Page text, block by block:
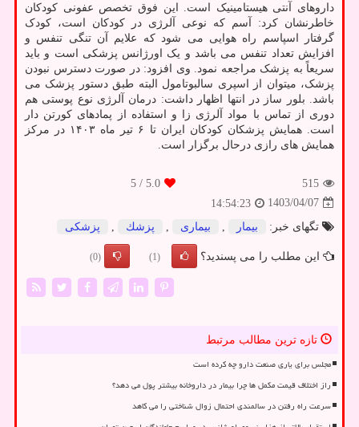
داروهای آنتی هیستامینیک است. این فوق تخصص عفونی کودکان
خاطرنشان کرد: آسم که نوعی آلرژی در کودکان است، کودک
گرفتار اسپاسم راه هوایی می شود که علایم آن تنگی تنفس و
افزایش تعداد تنفس می باشد و یک اورژانس پزشکی است و باید
سریعاً به پزشک مراجعه نمود. وی افزود: در صورت دسترس نبودن
پزشک، میتوان از اسپری سالبوتامول البته طبق دستور پزشک می
باشد. بلور ساز در انتها اظهار داشت: درمان آلرژی نوع پوستی هم
دوری از تماس با مواد آلرژی زا و استفاده از پمادهای کورتن دار
است. همایش پزشکان کودکان ایران تا ۶ تیر ماه ۱۴۰۳ در مرکز
همایش های رازی درحال برگزار است.
515
5.0
/ 5
1403/04/07
14:54:23
تگهای خبر:
بیمار , بیماری , پزشك , پزشكی
این مطلب را می پسندید؟ (1)
(0)
تازه ترین مطالب مرتبط
مجلس برای یاری صنعت دارو چه کرده است
راز اختلاف قیمت مکمل ها چرا بیمار در داروخانه بیشتر پول می دهد؟
سرعت راه رفتن در سالمندی احتمال زوال شناختی را می کاهد